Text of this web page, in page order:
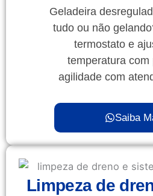
Geladeira
tudo ou não
termostato e
temperatura com
agilidade com
Saiba
Limpeza de